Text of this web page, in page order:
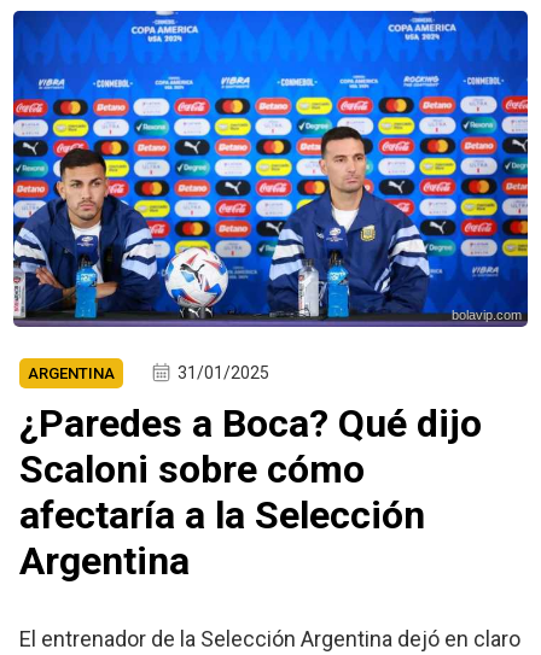
bolavip.com
ARGENTINA 31/01/2025
¿Paredes a Boca? Qué dijo
Scaloni sobre cómo
afectaría a la Selección
Argentina
El entrenador de la Selección Argentina dejó en claro